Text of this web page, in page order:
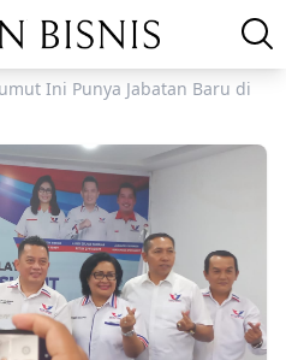
Ini Punya Jabatan Baru di